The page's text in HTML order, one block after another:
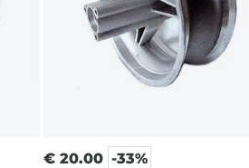
€ 20.00 -33%